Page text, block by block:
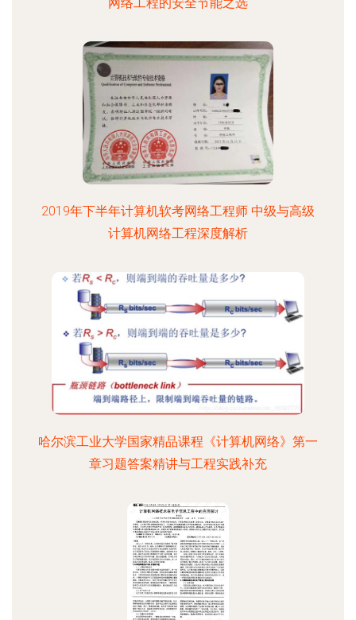
2019年下半年计算机软考网络工程师 中级与高级
计算机网络工程深度解析
哈尔滨工业大学国家精品课程《计算机网络》第一
章习题答案精讲与工程实践补充